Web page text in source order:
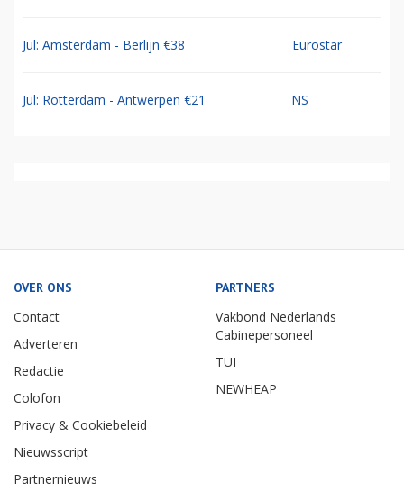
Jul: Amsterdam - Berlijn €38 Eurostar
Jul: Rotterdam - Antwerpen €21 NS
OVER ONS
Contact
Adverteren
Redactie
Colofon
Privacy & Cookiebeleid
Nieuwsscript
Partnernieuws
PARTNERS
Vakbond Nederlands
Cabinepersoneel
TUI
NEWHEAP